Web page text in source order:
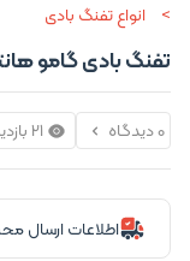
انواع تفنگ بادی
تفنگ بادی گامو هانتر
0 دیدگاه 21 بازدید محصول
اطلاعات ارسال